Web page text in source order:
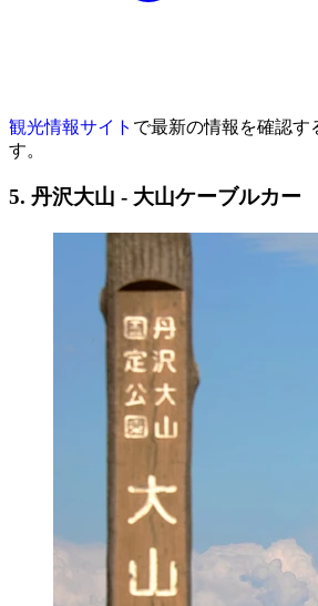
観光情報サイト で最新の情報を確認す
す。
5. 丹沢大山 - 大山ケーブルカー